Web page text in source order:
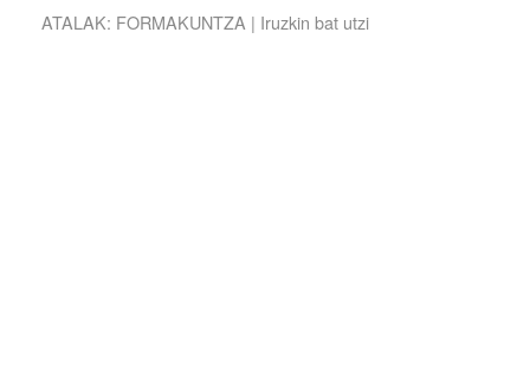
ATALAK: FORMAKUNTZA | Iruzkin bat utzi